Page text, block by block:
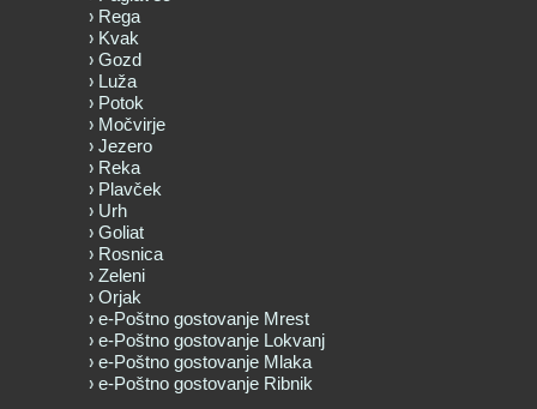
Rega
Kvak
Gozd
Luža
Potok
Močvirje
Jezero
Reka
Plavček
Urh
Goliat
Rosnica
Zeleni
Orjak
e-Poštno gostovanje Mrest
e-Poštno gostovanje Lokvanj
e-Poštno gostovanje Mlaka
e-Poštno gostovanje Ribnik